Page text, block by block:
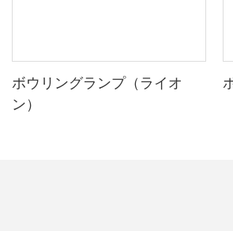
ボウリングランプ（ライオ
ン）